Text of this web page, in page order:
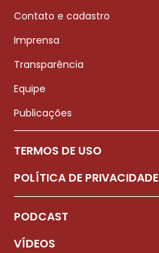
Contato e cadastro
Imprensa
Transparência
Equipe
Publicações
TERMOS DE USO
POLÍTICA DE PRIVACIDADE
PODCAST
VÍDEOS